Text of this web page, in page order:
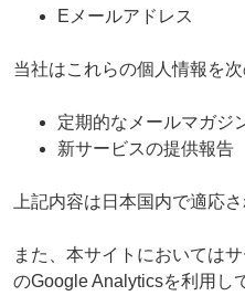
Eメールアドレス
当社はこれらの個人情報を次
定期的なメールマガジ
新サービスの提供報告
上記内容は日本国内で適応さ
また、本サイトにおいては
のGoogle Analyticsを利用し